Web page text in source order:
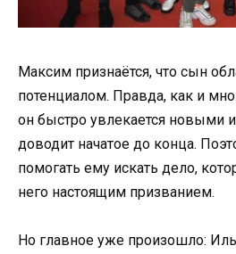
Максим признаётся, что сын
потенциалом. Правда, как и
он быстро увлекается новыми
доводит начатое до конца.
помогать ему искать дело,
него настоящим призванием.
Но главное уже произошло: